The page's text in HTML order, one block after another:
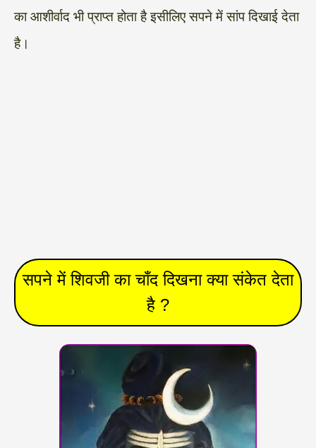
का आशीर्वाद भी प्राप्त होता है इसीलिए सपने में सांप दिखाई देता
है।
सपने में शिवजी का चाँद दिखना क्या संकेत देता
है ?